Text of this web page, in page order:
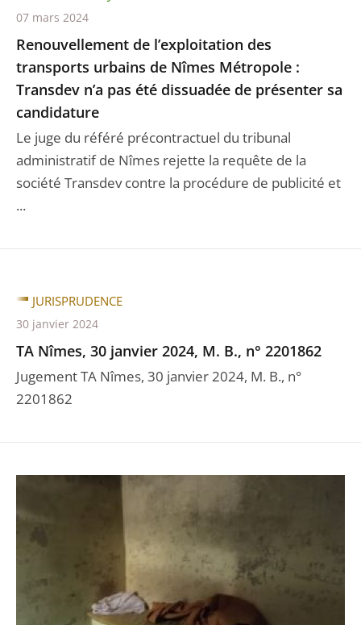
Renouvellement de l’exploitation des
transports urbains de Nîmes Métropole :
Transdev n’a pas été dissuadée de présenter sa
candidature
Le juge du référé précontractuel du tribunal
administratif de Nîmes rejette la requête de la
société Transdev contre la procédure de publicité et
...
07 mars 2024
TA Nîmes, 30 janvier 2024, M. B., n° 2201862
Jugement TA Nîmes, 30 janvier 2024, M. B., n°
2201862
JURISPRUDENCE
30 janvier 2024